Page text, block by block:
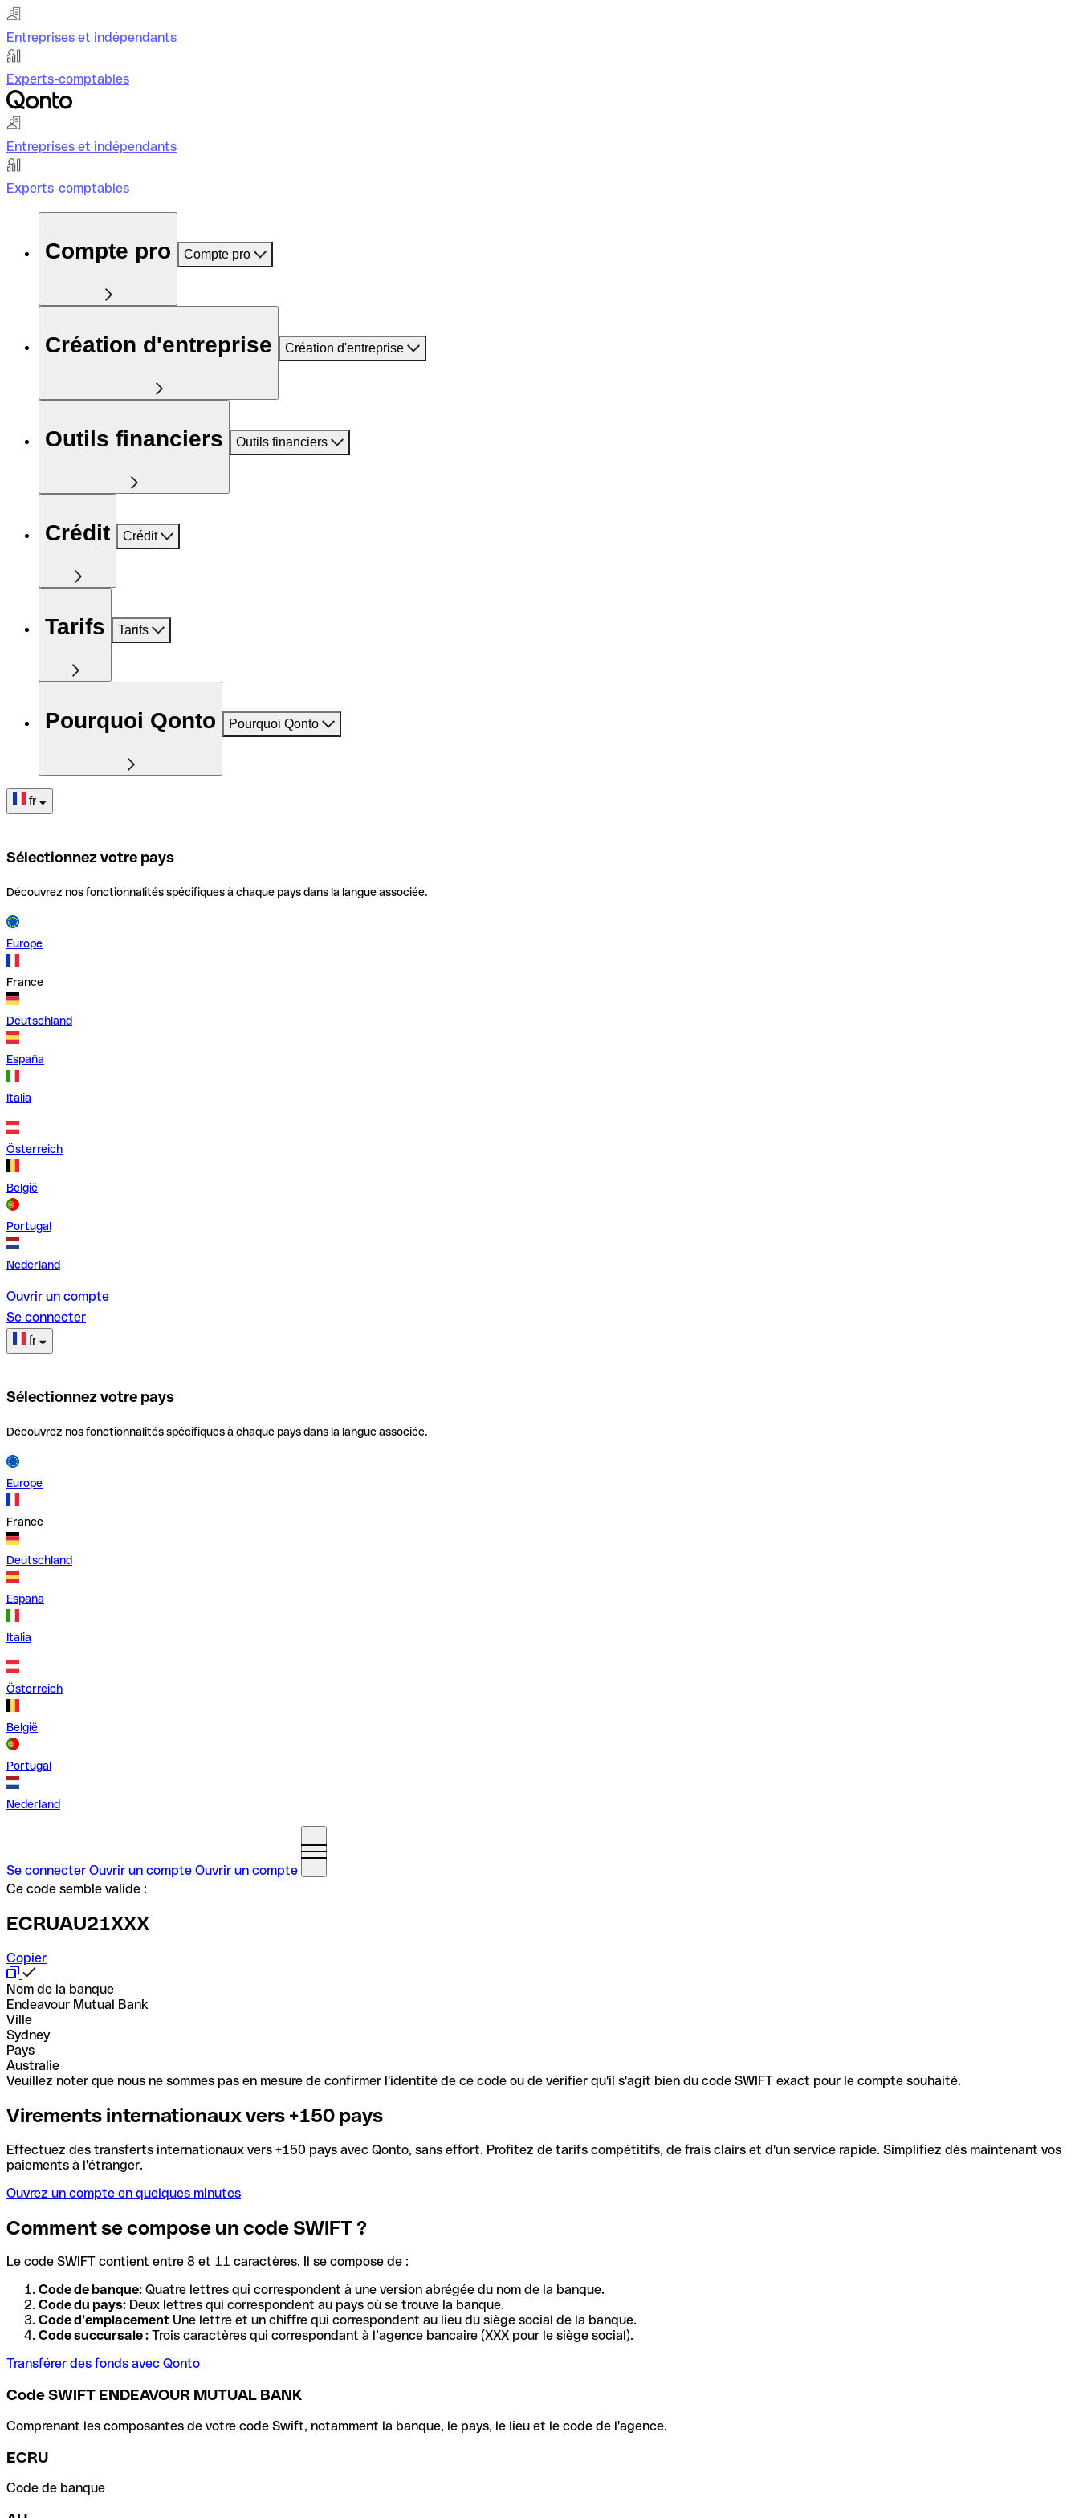
Entreprises et indépendants
Experts-comptables
Entreprises et indépendants
Experts-comptables
Compte pro Compte pro
Création d'entreprise Création d'entreprise
Outils financiers Outils financiers
Crédit Crédit
Tarifs Tarifs
Pourquoi Qonto Pourquoi Qonto
fr
Sélectionnez votre pays
Découvrez nos fonctionnalités spécifiques à chaque pays dans la langue associée.
Europe
France
Deutschland
España
Italia
Österreich
België
Portugal
Nederland
Ouvrir un compte
Se connecter
fr
Sélectionnez votre pays
Découvrez nos fonctionnalités spécifiques à chaque pays dans la langue associée.
Europe
France
Deutschland
España
Italia
Österreich
België
Portugal
Nederland
Se connecter Ouvrir un compte Ouvrir un compte
Ce code semble valide :
ECRUAU21XXX
Copier
Nom de la banque
Endeavour Mutual Bank
Ville
Sydney
Pays
Australie
Veuillez noter que nous ne sommes pas en mesure de confirmer l'identité de ce code ou de vérifier qu'il s'agit bien du code SWIFT exact pour le compte souhaité.
Virements internationaux vers +150 pays
Effectuez des transferts internationaux vers +150 pays avec Qonto, sans effort. Profitez de tarifs compétitifs, de frais clairs et d'un service rapide. Simplifiez dès maintenant vos
paiements à l'étranger.
Ouvrez un compte en quelques minutes
Comment se compose un code SWIFT ?
Le code SWIFT contient entre 8 et 11 caractères. Il se compose de :
Code de banque: Quatre lettres qui correspondent à une version abrégée du nom de la banque.
Code du pays: Deux lettres qui correspondent au pays où se trouve la banque.
Code d’emplacement Une lettre et un chiffre qui correspondent au lieu du siège social de la banque.
Code succursale : Trois caractères qui correspondant à l’agence bancaire (XXX pour le siège social).
Transférer des fonds avec Qonto
Code SWIFT ENDEAVOUR MUTUAL BANK
Comprenant les composantes de votre code Swift, notamment la banque, le pays, le lieu et le code de l'agence.
ECRU
Code de banque